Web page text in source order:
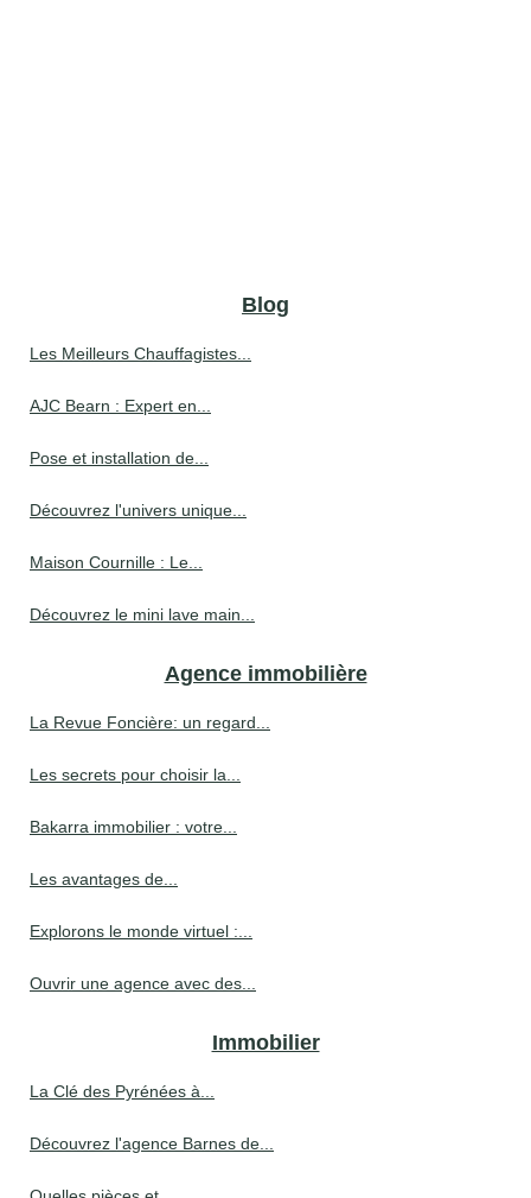
Blog
Les Meilleurs Chauffagistes...
AJC Bearn : Expert en...
Pose et installation de...
Découvrez l'univers unique...
Maison Cournille : Le...
Découvrez le mini lave main...
Agence immobilière
La Revue Foncière: un regard...
Les secrets pour choisir la...
Bakarra immobilier : votre...
Les avantages de...
Explorons le monde virtuel :...
Ouvrir une agence avec des...
Immobilier
La Clé des Pyrénées à...
Découvrez l'agence Barnes de...